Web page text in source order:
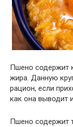
Пшено содержит
жира. Данную
рацион, если
как она выводит
Пшено содержит